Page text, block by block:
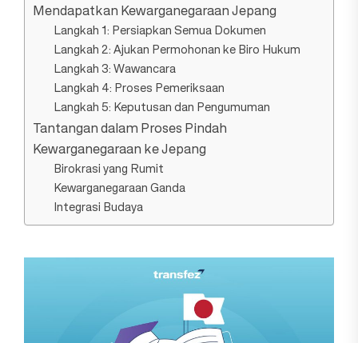
Mendapatkan Kewarganegaraan Jepang
Langkah 1: Persiapkan Semua Dokumen
Langkah 2: Ajukan Permohonan ke Biro Hukum
Langkah 3: Wawancara
Langkah 4: Proses Pemeriksaan
Langkah 5: Keputusan dan Pengumuman
Tantangan dalam Proses Pindah
Kewarganegaraan ke Jepang
Birokrasi yang Rumit
Kewarganegaraan Ganda
Integrasi Budaya